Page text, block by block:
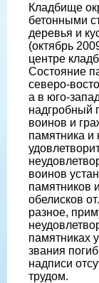
Кладбище
бетонными
деревья и
(октябрь
центре
Состояние
северо-
а в юго-
надгробный
воинов и
памятника и
воинов
памятников
обелисков
разное,
памятниках
звания
надписи
трудом.